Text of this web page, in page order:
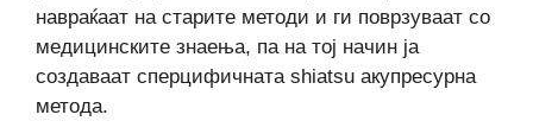
навраќаат на старите методи и ги поврзуваат со
медицинските знаења, па на тој начин ја
создаваат сперцифичната shiatsu акупресурна
метода.